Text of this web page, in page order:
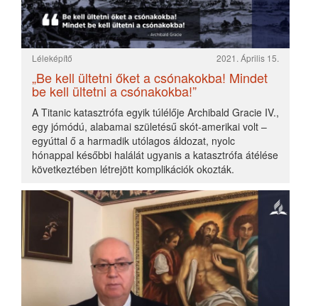
Léleképítő 2021. Április 15.
„Be kell ültetni őket a csónakokba! Mindet
be kell ültetni a csónakokba!”
A Titanic katasztrófa egyik túlélője Archibald Gracie IV.,
egy jómódú, alabamai születésű skót-amerikai volt –
egyúttal ő a harmadik utólagos áldozat, nyolc
hónappal későbbi halálát ugyanis a katasztrófa átélése
következtében létrejött komplikációk okozták.
Léleképítő 2021. Április 01.
Húsvét (Pászka) ünnepe
Jézus pedig nagy fennszóval kiáltván kibocsátá lelkét.
És a templom kárpitja fölétől aljáig ketté hasada.
Látván pedig a százados, a ki vele átellenben áll vala,
hogy ekként kiáltva bocsátá ki lelkét, monda: Bizony,
ez az ember Isten Fia vala!